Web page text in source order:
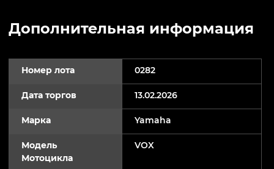
Дополнительная информация
Номер лота 0282
Дата торгов 13.02.2026
Марка Yamaha
Модель
Мотоцикла
VOX